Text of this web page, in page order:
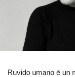
Ruvido umano è un